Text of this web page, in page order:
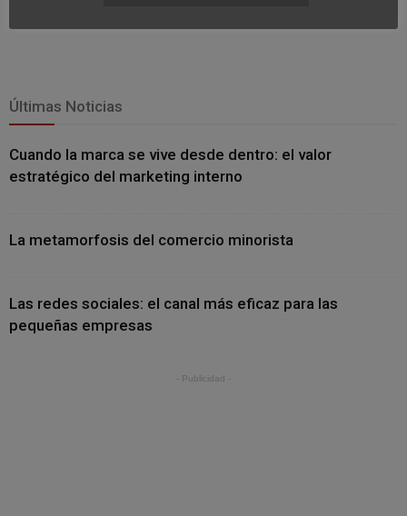
Últimas Noticias
Cuando la marca se vive desde dentro: el valor
estratégico del marketing interno
La metamorfosis del comercio minorista
Las redes sociales: el canal más eficaz para las
pequeñas empresas
- Publicidad -